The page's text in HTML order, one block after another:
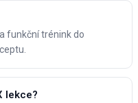
funkční trénink do
lekce?